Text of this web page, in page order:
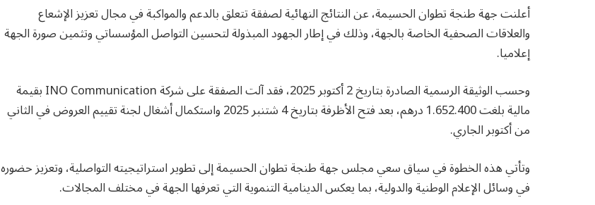
أعلنت جهة طنجة تطوان الحسيمة، عن النتائج النهائية لصفقة تتعلق بالدعم والمواكبة في مجال تعزيز الإشعاع
والعلاقات الصحفية الخاصة بالجهة، وذلك في إطار الجهود المبذولة لتحسين التواصل المؤسساتي وتثمين صورة الجهة
إعلاميا.
وحسب الوثيقة الرسمية الصادرة بتاريخ 2 أكتوبر 2025، فقد آلت الصفقة على شركة INO Communication بقيمة
مالية بلغت 1.652.400 درهم، بعد فتح الأظرفة بتاريخ 4 شتنبر 2025 واستكمال أشغال لجنة تقييم العروض في الثاني
من أكتوبر الجاري.
وتأتي هذه الخطوة في سياق سعي مجلس جهة طنجة تطوان الحسيمة إلى تطوير استراتيجيته التواصلية، وتعزيز حضوره
في وسائل الإعلام الوطنية والدولية، بما يعكس الدينامية التنموية التي تعرفها الجهة في مختلف المجالات.